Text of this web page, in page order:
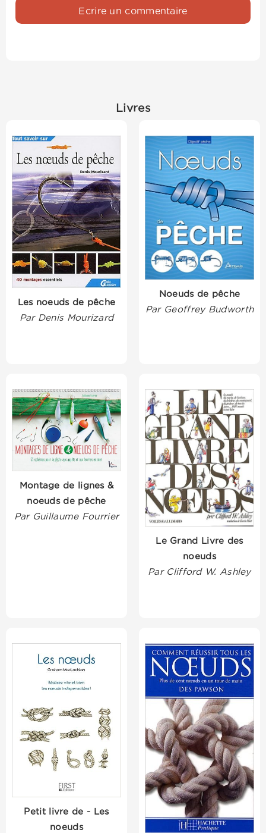
Ecrire un commentaire
Livres
Les noeuds de pêche
Par Denis Mourizard
Noeuds de pêche
Par Geoffrey Budworth
Montage de lignes &
noeuds de pêche
Par Guillaume Fourrier
Le Grand Livre des
noeuds
Par Clifford W. Ashley
Petit livre de - Les
noeuds